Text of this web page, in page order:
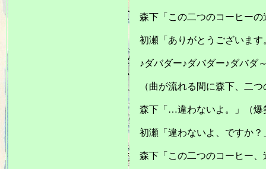
森下「この二つのコーヒーの
初瀬「ありがとうございます
♪ダバダー♪ダバダー♪ダバダ
（曲が流れる間に森下、二つ
森下「…違わないよ。」（爆
初瀬「違わないよ、ですか？
森下「この二つのコーヒー、